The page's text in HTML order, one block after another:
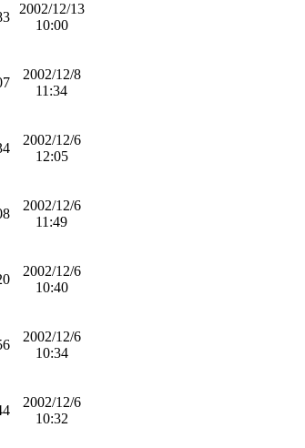
2002/12/13
10:00
2002/12/8
11:34
2002/12/6
12:05
2002/12/6
11:49
2002/12/6
10:40
2002/12/6
10:34
2002/12/6
10:32